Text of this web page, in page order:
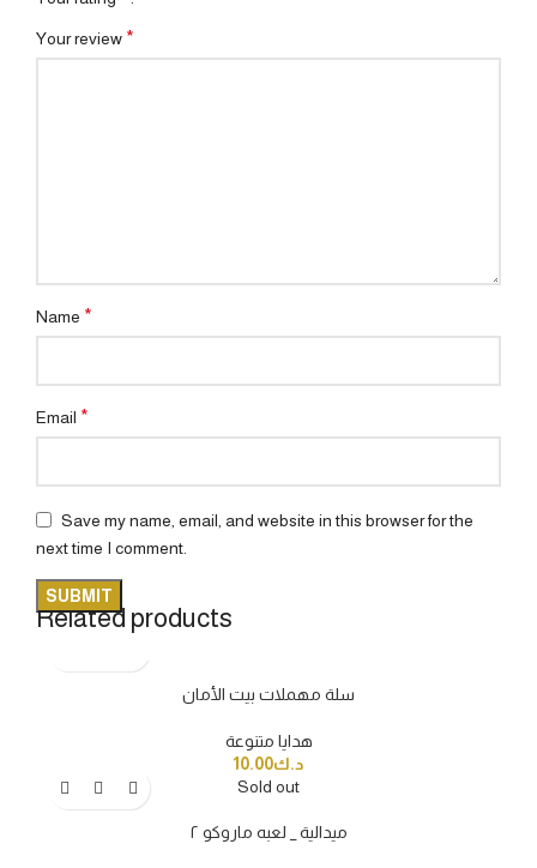
Your review *
Name *
Email *
Save my name, email, and website in this browser for the
next time I comment.
Related products
سلة مهملات بيت الأمان
هدايا متنوعة
د.ك10.00
Sold out
ميدالية _ لعبه ماروكو ٢